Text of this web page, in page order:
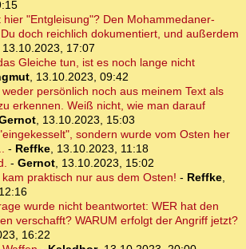
hier "Entgleisung"? Den Mohammedaner-
doch reichlich dokumentiert, und außerdem
13.10.2023, 17:07
Gleiche tun, ist es noch lange nicht
, 13.10.2023, 09:42
persönlich noch aus meinem Text als
erkennen. Weiß nicht, wie man darauf
, 13.10.2023, 15:03
sondern wurde vom Osten her
- Reffke, 13.10.2023, 11:18
- Gernot, 13.10.2023, 15:02
praktisch nur aus dem Osten! - Reffke,
wurde nicht beantwortet: WER hat den
verschafft? WARUM erfolgt der Angriff jetzt?
16:22